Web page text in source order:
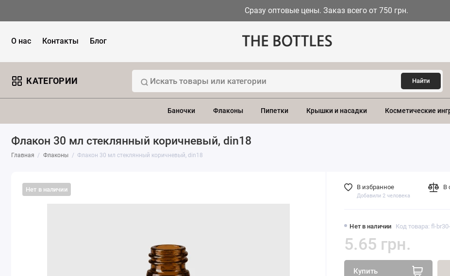
Сразу оптовые цены. Заказ всего от 750 грн.
О нас Контакты Блог
КАТЕГОРИИ Найти
Баночки Флаконы Пипетки Крышки и насадки Косметические
Флакон 30 мл стеклянный коричневый, din18
Главная Флаконы Флакон 30 мл стеклянный коричневый, din18
Нет в наличии
Нет в наличии Код товара: fl-
5.65 грн.
Купить
В избранное
Добавили 2 человека
В